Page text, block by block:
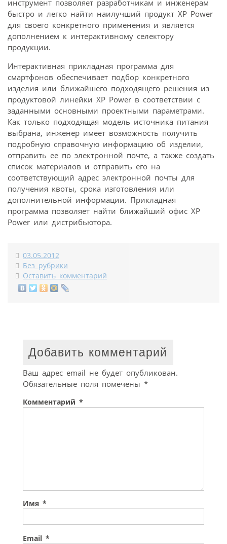
инструмент позволяет разработчикам и инженерам
быстро и легко найти наилучший продукт XP Power
для своего конкретного применения и является
дополнением к интерактивному селектору
продукции.
Интерактивная прикладная программа для
смартфонов обеспечивает подбор конкретного
изделия или ближайшего подходящего решения из
продуктовой линейки XP Power в соответствии с
заданными основными проектными параметрами.
Как только подходящая модель источника питания
выбрана, инженер имеет возможность получить
подробную справочную информацию об изделии,
отправить ее по электронной почте, а также создать
список материалов и отправить его на
соответствующий адрес электронной почты для
получения квоты, срока изготовления или
дополнительной информации. Прикладная
программа позволяет найти ближайший офис XP
Power или дистрибьютора.
03.05.2012
Без рубрики
Оставить комментарий
Добавить комментарий
Ваш адрес email не будет опубликован.
Обязательные поля помечены *
Комментарий *
Имя *
Email *